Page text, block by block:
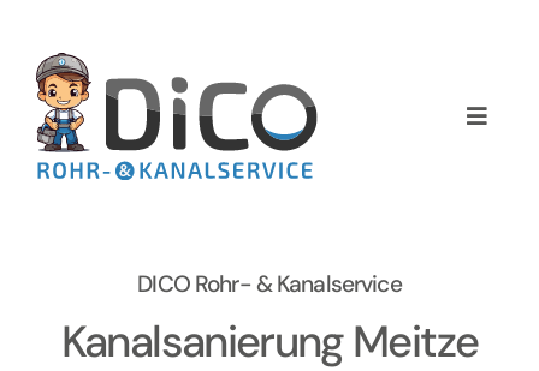
springen
Toggle
Home
Services
DICO Rohr- & Kanalservice
Kanalsanierung Meitze